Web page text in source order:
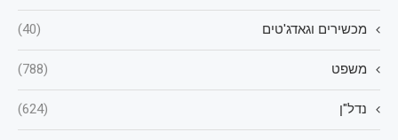
מכשירים וגאדג'טים (40)
משפט (788)
נדל"ן (624)